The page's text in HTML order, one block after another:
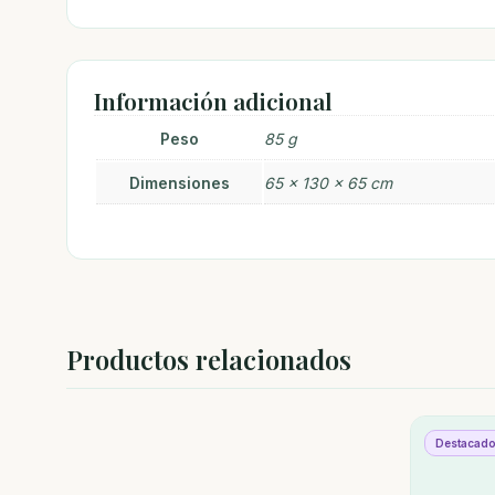
Información adicional
Peso 85 g
Dimensiones 65 × 130 × 65 cm
Productos relacionados
Destacado